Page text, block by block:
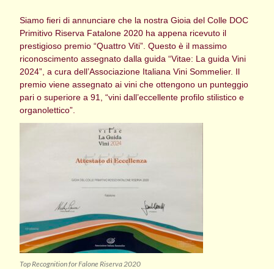
Siamo fieri di annunciare che la nostra Gioia del Colle DOC
Primitivo Riserva Fatalone 2020 ha appena ricevuto il
prestigioso premio “Quattro Viti”. Questo è il massimo
riconoscimento assegnato dalla guida “Vitae: La guida Vini
2024”, a cura dell’Associazione Italiana Vini Sommelier. Il
premio viene assegnato ai vini che ottengono un punteggio
pari o superiore a 91, “vini dall’eccellente profilo stilistico e
organolettico”.
Top Recognition for Falone Riserva 2020